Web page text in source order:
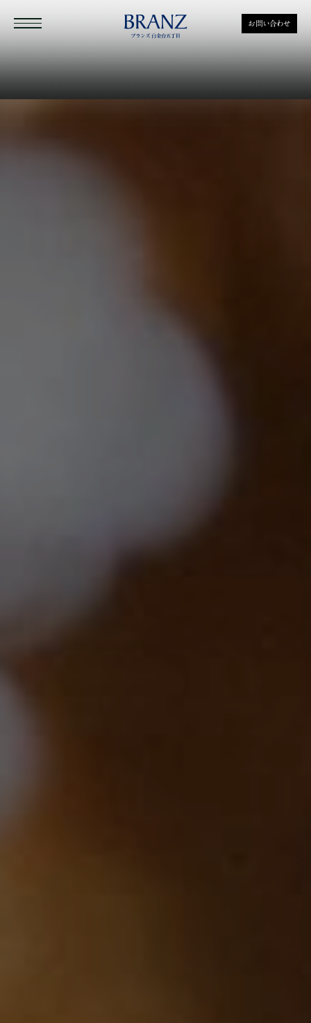
ロケーション｜≪公式≫ブラン
お問い合わせ